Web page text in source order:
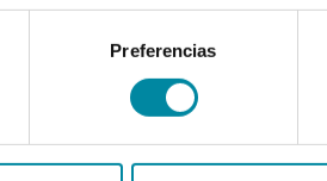
Preferencias